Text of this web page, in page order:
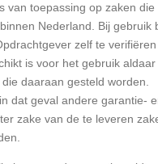
van toepassing op zaken die
Nederland. Bij gebruik
zelf te
is voor het gebruik
daaraan gesteld worden.
dat geval andere garantie-
zake van de te leveren